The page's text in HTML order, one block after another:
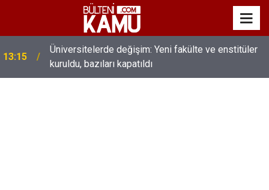
13:00
MEB’de üst düzey değişim: Genel müdürler değişti,
yeni isimler atandı